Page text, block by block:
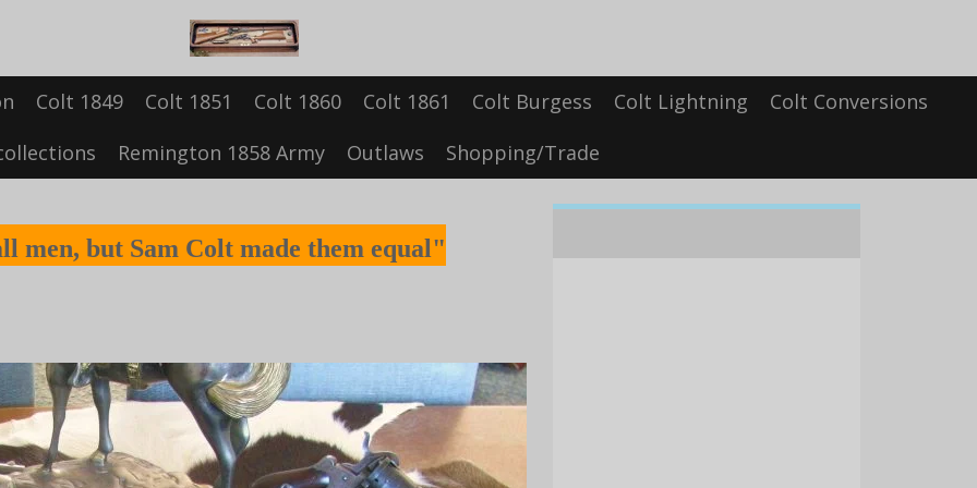
Colt 1849 Colt 1851 Colt 1860 Colt 1861 Colt Burgess Colt Lightning
Colt Conversions
Remington 1858 Army Outlaws Shopping/Trade
men, but Sam Colt made them equal"